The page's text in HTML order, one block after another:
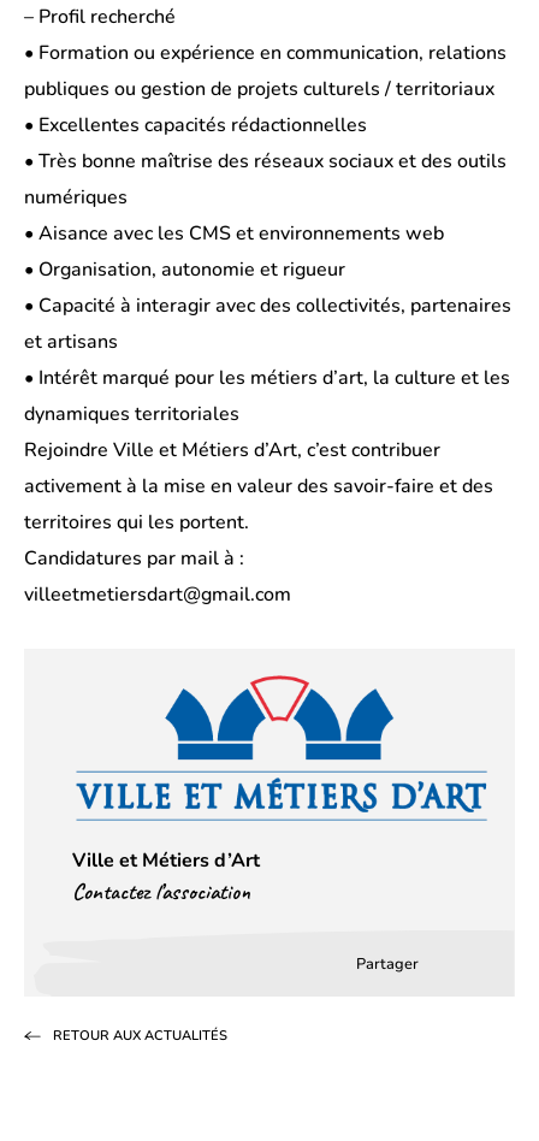
– Profil recherché
• Formation ou expérience en communication, relations
publiques ou gestion de projets culturels / territoriaux
• Excellentes capacités rédactionnelles
• Très bonne maîtrise des réseaux sociaux et des outils
numériques
• Aisance avec les CMS et environnements web
• Organisation, autonomie et rigueur
• Capacité à interagir avec des collectivités, partenaires
et artisans
• Intérêt marqué pour les métiers d’art, la culture et les
dynamiques territoriales
Rejoindre Ville et Métiers d’Art, c’est contribuer
activement à la mise en valeur des savoir-faire et des
territoires qui les portent.
Candidatures par mail à :
villeetmetiersdart@gmail.com
Ville et Métiers d’Art
Contactez l’association
Partager
RETOUR AUX ACTUALITÉS